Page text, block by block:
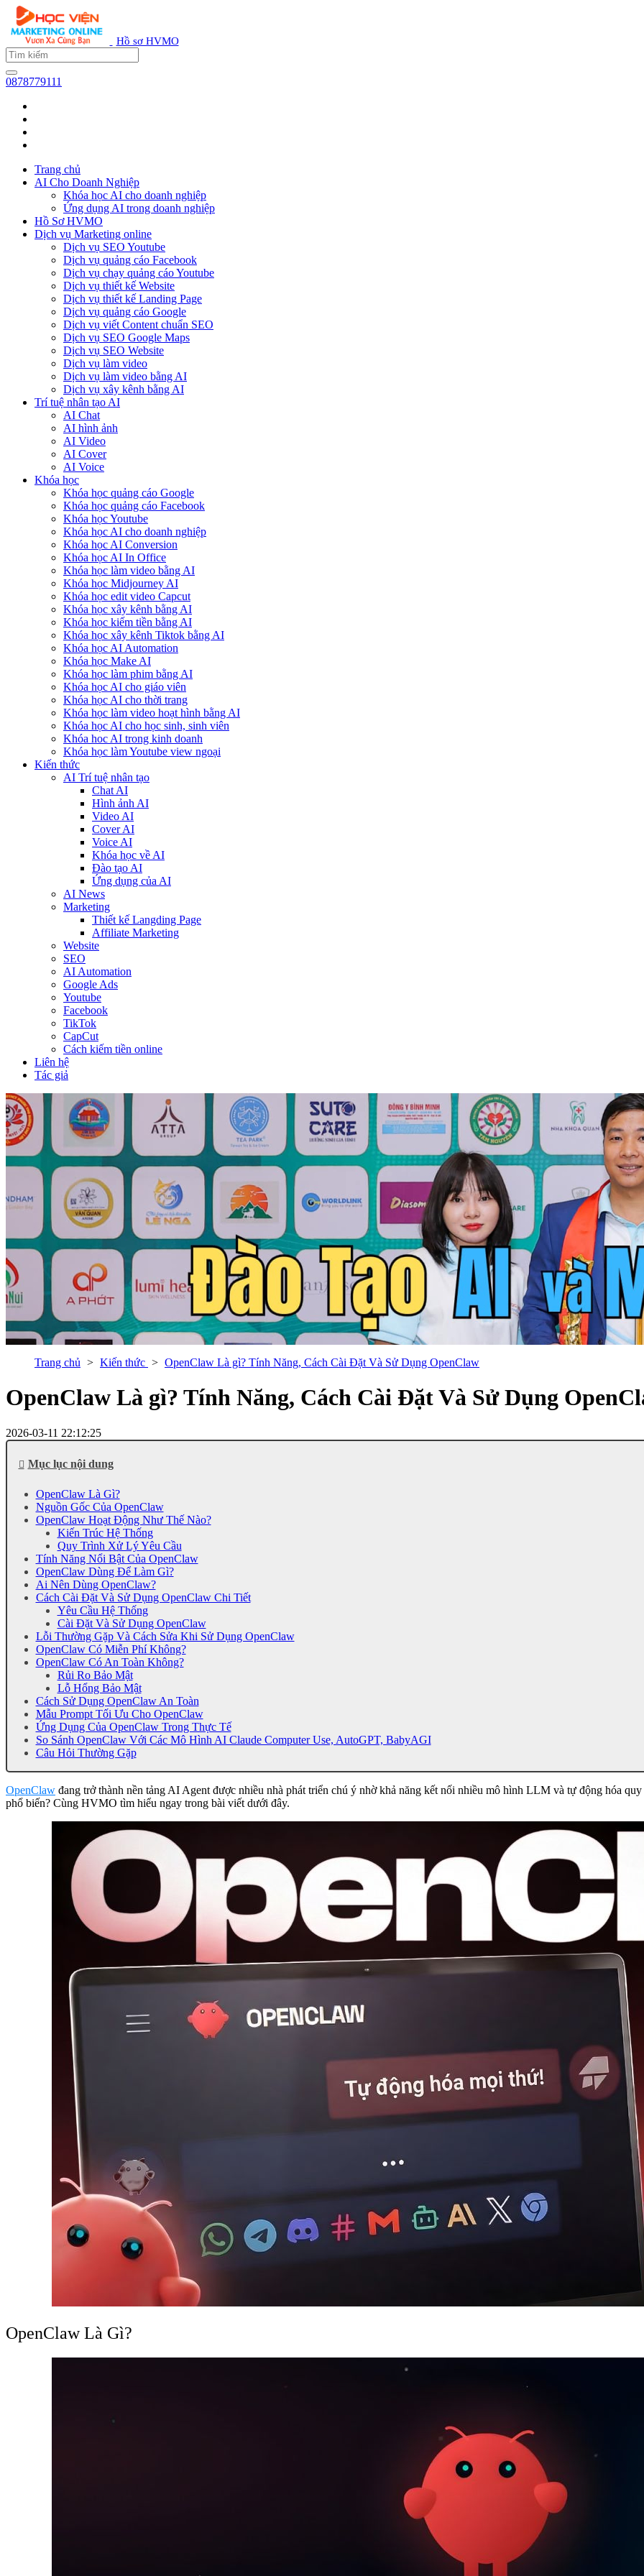
Hồ sơ HVMO
0878779111
Trang chủ
AI Cho Doanh Nghiệp
Khóa học AI cho doanh nghiệp
Ứng dụng AI trong doanh nghiệp
Hồ Sơ HVMO
Dịch vụ Marketing online
Dịch vụ SEO Youtube
Dịch vụ quảng cáo Facebook
Dịch vụ chạy quảng cáo Youtube
Dịch vụ thiết kế Website
Dịch vụ thiết kế Landing Page
Dịch vụ quảng cáo Google
Dịch vụ viết Content chuẩn SEO
Dịch vụ SEO Google Maps
Dịch vụ SEO Website
Dịch vụ làm video
Dịch vụ làm video bằng AI
Dịch vụ xây kênh bằng AI
Trí tuệ nhân tạo AI
AI Chat
AI hình ảnh
AI Video
AI Cover
AI Voice
Khóa học
Khóa học quảng cáo Google
Khóa học quảng cáo Facebook
Khóa học Youtube
Khóa học AI cho doanh nghiệp
Khóa học AI Conversion
Khóa học AI In Office
Khóa học làm video bằng AI
Khóa học Midjourney AI
Khóa học edit video Capcut
Khóa học xây kênh bằng AI
Khóa học kiếm tiền bằng AI
Khóa học xây kênh Tiktok bằng AI
Khóa học AI Automation
Khóa học Make AI
Khóa học làm phim bằng AI
Khóa học AI cho giáo viên
Khóa học AI cho thời trang
Khóa học làm video hoạt hình bằng AI
Khóa học AI cho học sinh, sinh viên
Khóa hoc AI trong kinh doanh
Khóa học làm Youtube view ngoại
Kiến thức
AI Trí tuệ nhân tạo
Chat AI
Hình ảnh AI
Video AI
Cover AI
Voice AI
Khóa học về AI
Đào tạo AI
Ứng dụng của AI
AI News
Marketing
Thiết kế Langding Page
Affiliate Marketing
Website
SEO
AI Automation
Google Ads
Youtube
Facebook
TikTok
CapCut
Cách kiếm tiền online
Liên hệ
Tác giả
Trang chủ Kiến thức OpenClaw Là gì? Tính Năng, Cách Cài Đặt Và Sử Dụng OpenClaw
OpenClaw Là gì? Tính Năng, Cách Cài Đặt Và Sử Dụng
2026-03-11 22:12:25
Mục lục nội dung
OpenClaw Là Gì?
Nguồn Gốc Của OpenClaw
OpenClaw Hoạt Động Như Thế Nào?
Kiến Trúc Hệ Thống
Quy Trình Xử Lý Yêu Cầu
Tính Năng Nổi Bật Của OpenClaw
OpenClaw Dùng Để Làm Gì?
Ai Nên Dùng OpenClaw?
Cách Cài Đặt Và Sử Dụng OpenClaw Chi Tiết
Yêu Cầu Hệ Thống
Cài Đặt Và Sử Dụng OpenClaw
Lỗi Thường Gặp Và Cách Sửa Khi Sử Dụng OpenClaw
OpenClaw Có Miễn Phí Không?
OpenClaw Có An Toàn Không?
Rủi Ro Bảo Mật
Lỗ Hổng Bảo Mật
Cách Sử Dụng OpenClaw An Toàn
Mẫu Prompt Tối Ưu Cho OpenClaw
Ứng Dụng Của OpenClaw Trong Thực Tế
So Sánh OpenClaw Với Các Mô Hình AI Claude Computer Use, AutoGPT, BabyAGI
Câu Hỏi Thường Gặp
OpenClaw đang trở thành nền tảng AI Agent được nhiều nhà phát triển chú ý nhờ khả năng kết nối nhiều mô hình LLM và tự động hóa
phổ biến? Cùng HVMO tìm hiểu ngay trong bài viết dưới đây.
OpenClaw Là Gì?